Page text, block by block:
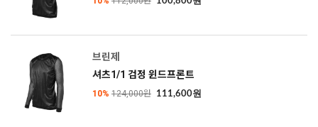
브린제
셔츠1/1 검정 윈드프론트
10% 124,000원 111,600원